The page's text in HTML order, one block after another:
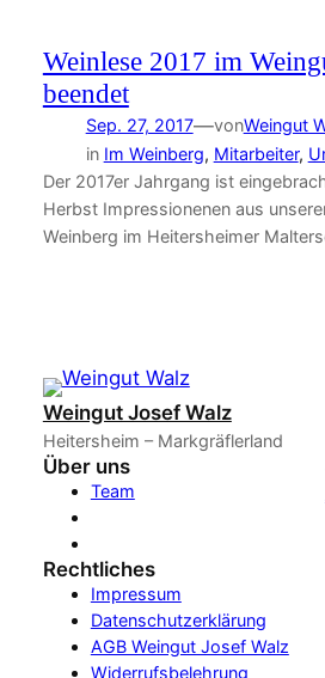
Weinlese 2017 im
beendet
Sep. 27, 2017—vonWeingut
in Im Weinberg, Mitarbeiter,
Der 2017er Jahrgang ist
Herbst Impressionenen aus
Weinberg im Heitersheimer
Weingut Josef Walz
Heitersheim – Markgräflerland
Über uns
Team
Rechtliches
Impressum
Datenschutzerklärung
AGB Weingut Josef Walz
Widerrufsbelehrung